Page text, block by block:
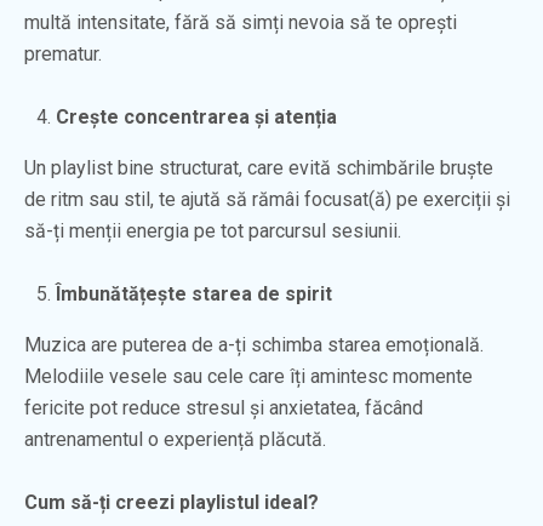
multă intensitate, fără să simți nevoia să te oprești
prematur.
Crește concentrarea și atenția
Un playlist bine structurat, care evită schimbările bruște
de ritm sau stil, te ajută să rămâi focusat(ă) pe exerciții și
să-ți menții energia pe tot parcursul sesiunii.
Îmbunătățește starea de spirit
Muzica are puterea de a-ți schimba starea emoțională.
Melodiile vesele sau cele care îți amintesc momente
fericite pot reduce stresul și anxietatea, făcând
antrenamentul o experiență plăcută.
Cum să-ți creezi playlistul ideal?